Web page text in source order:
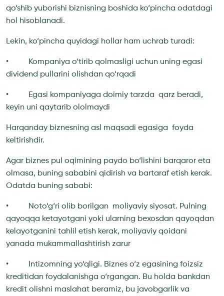
qo‘shib yuborishi biznisning boshida ko‘pincha odatdagi
hol hisoblanadi.
Lekin, ko‘pincha quyidagi hollar ham uchrab turadi:
• Kompaniya o‘tirib qolmasligi uchun uning egasi
dividend pullarini olishdan qo‘rqadi
• Egasi kompaniyaga doimiy tarzda qarz beradi,
keyin uni qaytarib ololmaydi
Harqanday biznesning asl maqsadi egasiga foyda
keltirishdir.
Agar biznes pul oqimining paydo bo‘lishini barqaror eta
olmasa, buning sababini qidirish va bartaraf etish kerak.
Odatda buning sababi:
• Noto‘g‘ri olib borilgan moliyaviy siyosat. Pulning
qayoqqa ketayotgani yoki ularning bexosdan qayoqdan
kelayotganini tahlil etish kerak, moliyaviy qoidani
yanada mukammallashtirish zarur
• Intizomning yo‘qligi. Biznes o‘z egasining foizsiz
kreditidan foydalanishga o‘rgangan. Bu holda bankdan
kredit olishni maslahat beramiz, bu javobgarlik va